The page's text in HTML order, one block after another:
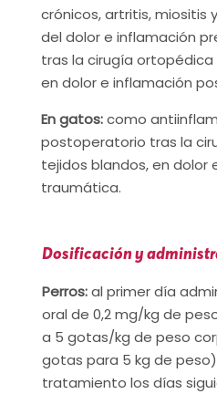
crónicos, artritis, miositis
del dolor e inflamación
tras la cirugía
en dolor e inflamación
En gatos:como
postoperatorio tras la
tejidos blandos, en dolor
traumática.
Dosificación y
Perros:al primer día
oral de 0,2 mg/kg de
a 5 gotas/kg de peso
gotas para 5 kg de
tratamiento los días